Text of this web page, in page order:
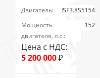
Двигатель:
ISF3.8S5154
Мощность
двигателя, л.с.:
152
Цена с НДС:
5 200 000₽